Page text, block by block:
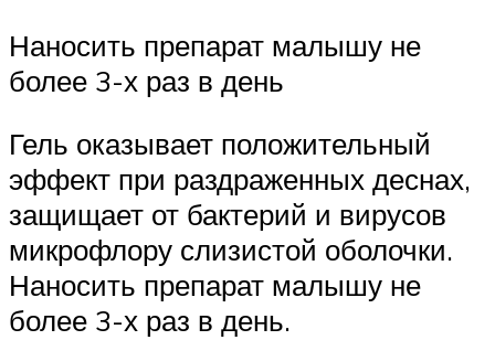
Наносить препарат малышу не
более 3-х раз в день
Гель оказывает положительный
эффект при раздраженных деснах,
защищает от бактерий и вирусов
микрофлору слизистой оболочки.
Наносить препарат малышу не
более 3-х раз в день.